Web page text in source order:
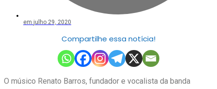
em julho 29, 2020
Compartilhe essa notícia!
O músico Renato Barros, fundador e vocalista da banda